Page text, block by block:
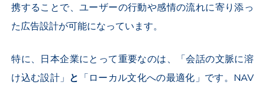
携することで、ユーザーの行動や感情の流れに寄り添っ
た広告設計が可能になっています。
特に、日本企業にとって重要なのは、「会話の文脈に溶
け込む設計」 と 「ローカル文化への最適化」です。 NAV